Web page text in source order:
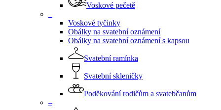
Voskové pečetě
–
Voskové tyčinky
Obálky na svatební oznámení
Obálky na svatební oznámení s kapsou
Svatební ramínka
Svatební skleničky
Poděkování rodičům a svatebčanům
–